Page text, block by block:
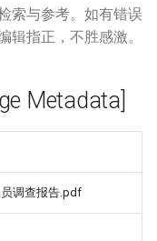
索与参考。如有错误
辑指正，不胜感激。
Metadata]
调查报告.pdf